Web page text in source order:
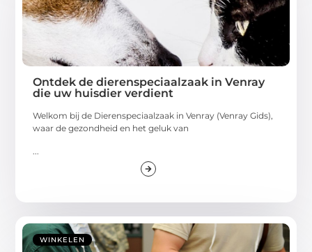
Ontdek de dierenspeciaalzaak in Venray
die uw huisdier verdient
Welkom bij de Dierenspeciaalzaak in Venray (Venray Gids),
waar de gezondheid en het geluk van
WINKELEN